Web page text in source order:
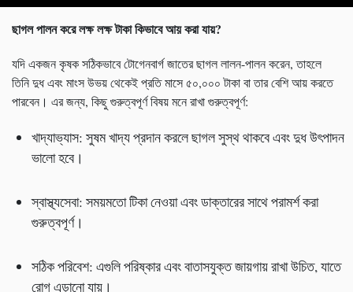
ছাগল পালন করে লক্ষ লক্ষ টাকা কিভাবে আয় করা যায়?
যদি একজন কৃষক সঠিকভাবে টোগেনবার্গ জাতের ছাগল লালন-পালন করেন, তাহলে
তিনি দুধ এবং মাংস উভয় থেকেই প্রতি মাসে ৫০,০০০ টাকা বা তার বেশি আয় করতে
পারবেন। এর জন্য, কিছু গুরুত্বপূর্ণ বিষয় মনে রাখা গুরুত্বপূর্ণ:
খাদ্যাভ্যাস: সুষম খাদ্য প্রদান করলে ছাগল সুস্থ থাকবে এবং দুধ উৎপাদন
ভালো হবে।
স্বাস্থ্যসেবা: সময়মতো টিকা নেওয়া এবং ডাক্তারের সাথে পরামর্শ করা
গুরুত্বপূর্ণ।
সঠিক পরিবেশ: এগুলি পরিষ্কার এবং বাতাসযুক্ত জায়গায় রাখা উচিত, যাতে
রোগ এড়ানো যায়।